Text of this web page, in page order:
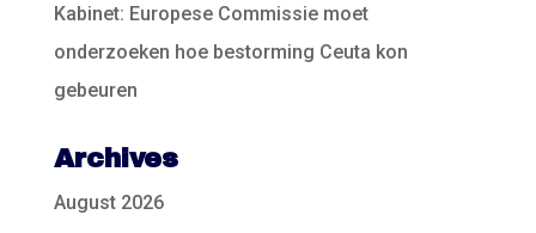
Kabinet: Europese Commissie moet
onderzoeken hoe bestorming Ceuta kon
gebeuren
Archives
August 2026